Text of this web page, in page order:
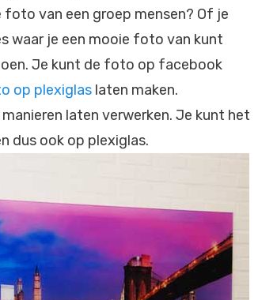
van een groep mensen? Of je
waar je een mooie foto van kunt
Je kunt de foto op facebook
op plexiglas laten maken.
laten verwerken. Je kunt het
dus ook op plexiglas.